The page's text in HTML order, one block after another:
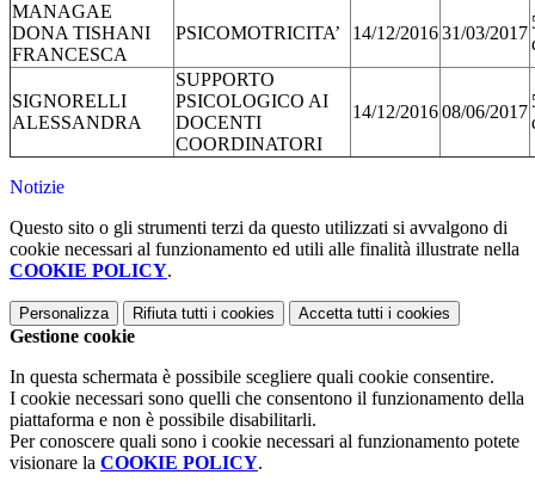
MANAGAE
DONA TISHANI
FRANCESCA
PSICOMOTRICITA’ 14/12/201631/03/2017
SIGNORELLI
ALESSANDRA
SUPPORTO
PSICOLOGICO AI
DOCENTI
COORDINATORI
14/12/201608/06/2017
Notizie
Questo sito o gli strumenti terzi da questo utilizzati si avvalgono di
cookie necessari al funzionamento ed utili alle finalità illustrate nella
COOKIE POLICY.
Personalizza Rifiuta tutti i cookies Accetta tutti i cookies
Gestione cookie
In questa schermata è possibile scegliere quali cookie consentire.
I cookie necessari sono quelli che consentono il funzionamento della
piattaforma e non è possibile disabilitarli.
Per conoscere quali sono i cookie necessari al funzionamento potete
visionare la COOKIE POLICY.